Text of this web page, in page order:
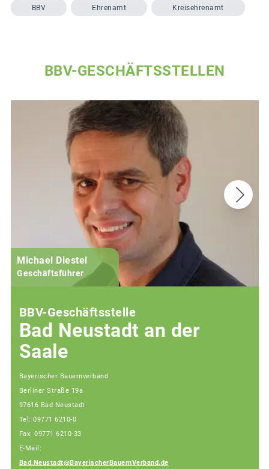
BBV Ehrenamt Kreisehrenamt
BBV-GESCHÄFTSSTELLEN
Michael Diestel
Geschäftsführer
BBV-Geschäftsstelle
Bad Neustadt an der
Saale
Bayerischer Bauernverband
Berliner Straße 19a
97616 Bad Neustadt
Tel: 09771 6210-0
Fax: 09771 6210-33
E-Mail:
Bad.Neustadt@BayerischerBauernVerband.de